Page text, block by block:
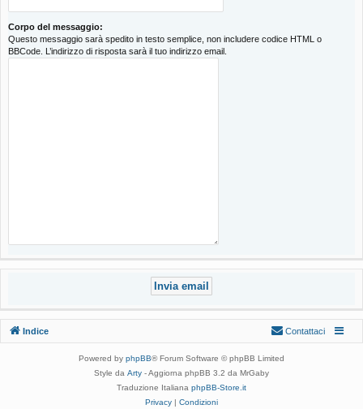
Corpo del messaggio:
Questo messaggio sarà spedito in testo semplice, non includere codice HTML o
BBCode. L’indirizzo di risposta sarà il tuo indirizzo email.
Indice Contattaci
Powered by phpBB® Forum Software © phpBB Limited
Style da Arty - Aggiorna phpBB 3.2 da MrGaby
Traduzione Italiana phpBB-Store.it
Privacy | Condizioni